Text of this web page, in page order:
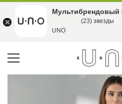
Мультибрендовый
(23) звезды
UNO